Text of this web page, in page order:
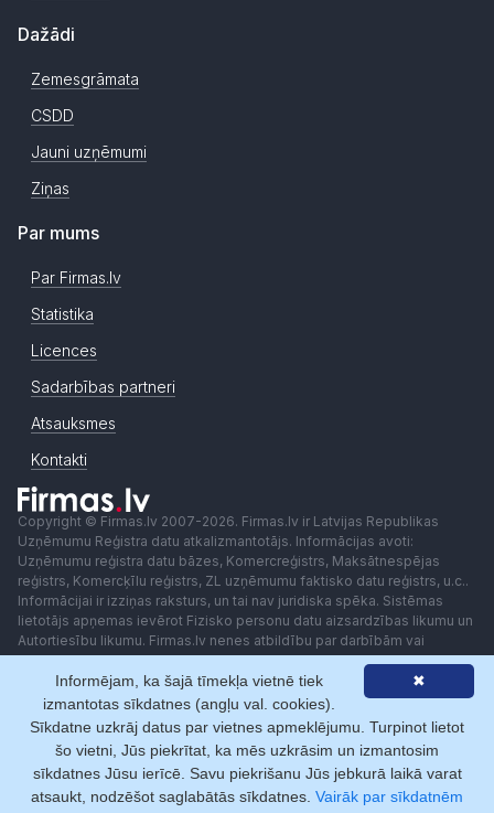
Dažādi
Zemesgrāmata
CSDD
Jauni uzņēmumi
Ziņas
Par mums
Par Firmas.lv
Statistika
Licences
Sadarbības partneri
Atsauksmes
Kontakti
Copyright © Firmas.lv 2007-2026. Firmas.lv ir Latvijas Republikas
Uzņēmumu Reģistra datu atkalizmantotājs. Informācijas avoti:
Uzņēmumu reģistra datu bāzes, Komercreģistrs, Maksātnespējas
reģistrs, Komercķīlu reģistrs, ZL uzņēmumu faktisko datu reģistrs, u.c..
Informācijai ir izziņas raksturs, un tai nav juridiska spēka. Sistēmas
lietotājs apņemas ievērot Fizisko personu datu aizsardzības likumu un
Autortiesību likumu. Firmas.lv nenes atbildību par darbībām vai
lēmumiem, kas balstīti uz saņemto pakalpojumu. Lietotājam aizliegts
izmantot jebkādas automatizētas sistēmas vai iekārtas (robotus)
piekļuvei sistēmai bez rakstiskas saskaņošanas ar Firmas.lv. Galvenā
redaktore: Ingūna Pempere.
Lietošanas noteikumi
Privātuma politika Norēķini ar
✖
Informējam, ka šajā tīmekļa vietnē tiek
izmantotas sīkdatnes (angļu val. cookies).
Sīkdatne uzkrāj datus par vietnes apmeklējumu. Turpinot lietot
šo vietni, Jūs piekrītat, ka mēs uzkrāsim un izmantosim
sīkdatnes Jūsu ierīcē. Savu piekrišanu Jūs jebkurā laikā varat
atsaukt, nodzēšot saglabātās sīkdatnes. Vairāk par sīkdatnēm